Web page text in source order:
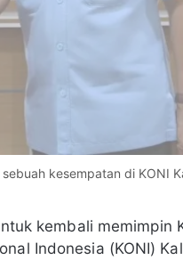
kesempatan di KONI
kembali memimpin
Indonesia (KONI)